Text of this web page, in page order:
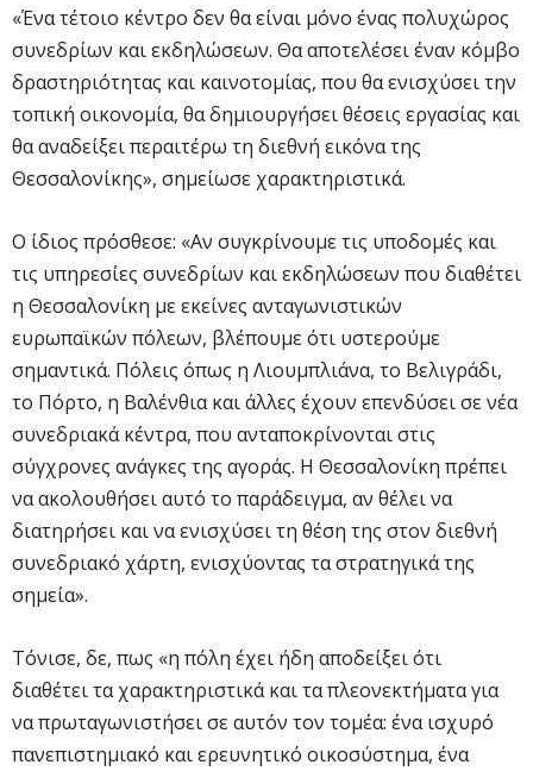
«Ένα τέτοιο κέντρο δεν θα είναι μόνο ένας πολυχώρος
συνεδρίων και εκδηλώσεων. Θα αποτελέσει έναν κόμβο
δραστηριότητας και καινοτομίας, που θα ενισχύσει την
τοπική οικονομία, θα δημιουργήσει θέσεις εργασίας και
θα αναδείξει περαιτέρω τη διεθνή εικόνα της
Θεσσαλονίκης», σημείωσε χαρακτηριστικά.
Ο ίδιος πρόσθεσε: «Αν συγκρίνουμε τις υποδομές και
τις υπηρεσίες συνεδρίων και εκδηλώσεων που διαθέτει
η Θεσσαλονίκη με εκείνες ανταγωνιστικών
ευρωπαϊκών πόλεων, βλέπουμε ότι υστερούμε
σημαντικά. Πόλεις όπως η Λιουμπλιάνα, το Βελιγράδι,
το Πόρτο, η Βαλένθια και άλλες έχουν επενδύσει σε νέα
συνεδριακά κέντρα, που ανταποκρίνονται στις
σύγχρονες ανάγκες της αγοράς. Η Θεσσαλονίκη πρέπει
να ακολουθήσει αυτό το παράδειγμα, αν θέλει να
διατηρήσει και να ενισχύσει τη θέση της στον διεθνή
συνεδριακό χάρτη, ενισχύοντας τα στρατηγικά της
σημεία».
Τόνισε, δε, πως «η πόλη έχει ήδη αποδείξει ότι
διαθέτει τα χαρακτηριστικά και τα πλεονεκτήματα για
να πρωταγωνιστήσει σε αυτόν τον τομέα: ένα ισχυρό
πανεπιστημιακό και ερευνητικό οικοσύστημα, ένα